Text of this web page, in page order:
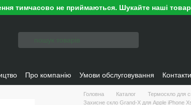
тимчасово не приймаються. Шукайте наші
Про компанію Умови обслуговування Контакти
Головна Каталог
Термоскло для
Захисне скло Grand-X для Apple iPhone